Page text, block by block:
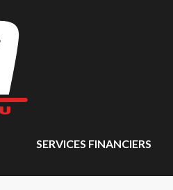
SERVICES FINANCIERS